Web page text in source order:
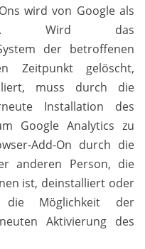
wird von Google als
Wird das
der betroffenen
Zeitpunkt gelöscht,
muss durch die
Installation des
Google Analytics zu
Add-On durch die
anderen Person, die
ist, deinstalliert oder
Möglichkeit der
Aktivierung des